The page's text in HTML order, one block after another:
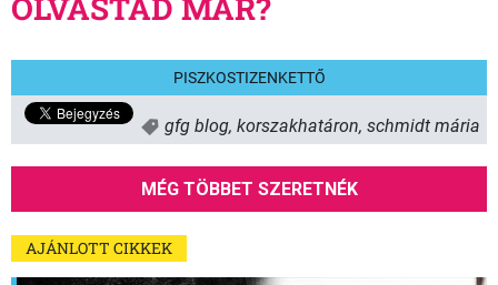
PISZKOSTIZENKETTŐ
gfg blog, korszakhatáron, schmidt mária
MÉG TÖBBET SZERETNÉK
AJÁNLOTT CIKKEK